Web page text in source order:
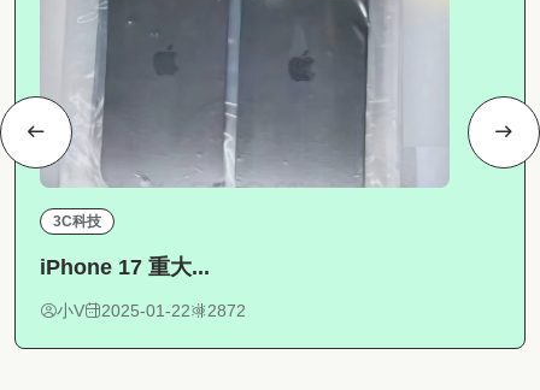
3C科技
iPhone 17 重大...
小V 2025-01-22 2872